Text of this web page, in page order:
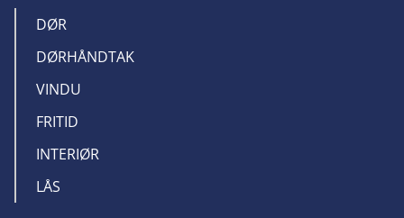
DØR
DØRHÅNDTAK
VINDU
FRITID
INTERIØR
LÅS